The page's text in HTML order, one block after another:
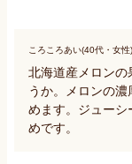
ころころあい(40代・女性)
北海道産メロンの
うか。メロンの
めます。ジューシ
めです。